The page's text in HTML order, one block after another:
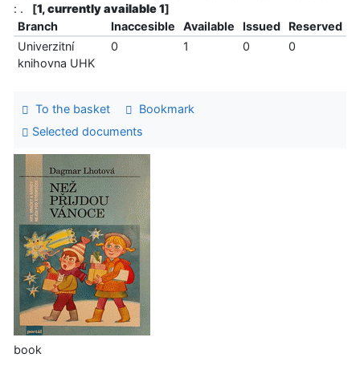
: .
[1, currently available 1]
Branch
Inaccesible Available Issued
Reserved
Univerzitní
knihovna UHK
0 1 0 0
To the basket
Bookmark
Selected documents
book